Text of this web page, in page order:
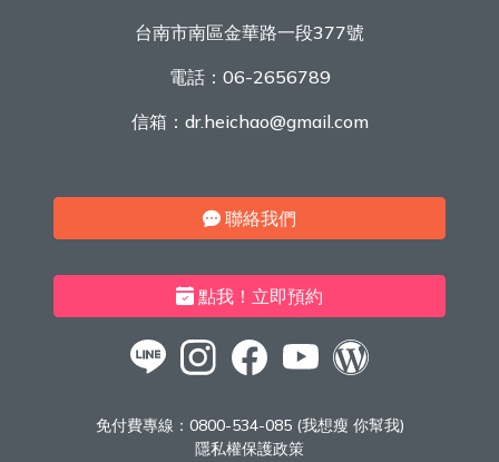
台南市南區金華路一段377號
電話： 06-2656789
信箱： dr.heichao@gmail.com
聯絡我們
點我！立即預約
免付費專線： 0800-534-085 (我想瘦 你幫我)
隱私權保護政策